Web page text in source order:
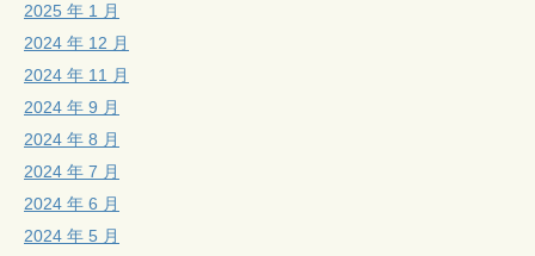
2025 年 1 月
2024 年 12 月
2024 年 11 月
2024 年 9 月
2024 年 8 月
2024 年 7 月
2024 年 6 月
2024 年 5 月